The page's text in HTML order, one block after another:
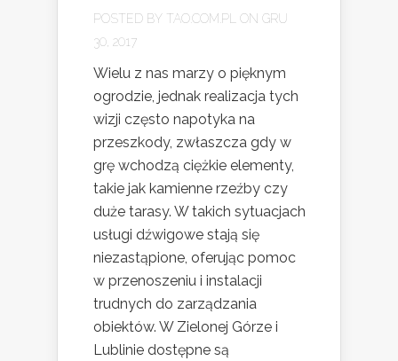
POSTED BY TAO.COM.PL
ON GRU
30, 2017
Wielu z nas marzy o pięknym
ogrodzie, jednak realizacja tych
wizji często napotyka na
przeszkody, zwłaszcza gdy w
grę wchodzą ciężkie elementy,
takie jak kamienne rzeźby czy
duże tarasy. W takich sytuacjach
usługi dźwigowe stają się
niezastąpione, oferując pomoc
w przenoszeniu i instalacji
trudnych do zarządzania
obiektów. W Zielonej Górze i
Lublinie dostępne są